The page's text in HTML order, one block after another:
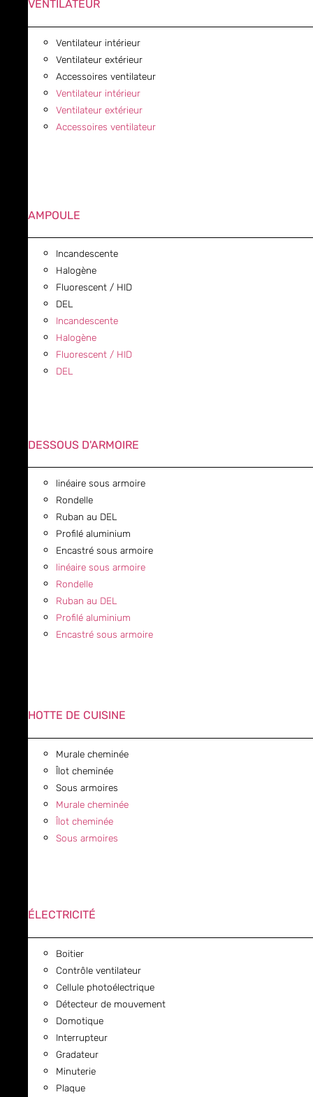
VENTILATEUR
Ventilateur intérieur
Ventilateur extérieur
Accessoires ventilateur
Ventilateur intérieur
Ventilateur extérieur
Accessoires ventilateur
AMPOULE
Incandescente
Halogène
Fluorescent / HID
DEL
Incandescente
Halogène
Fluorescent / HID
DEL
DESSOUS D'ARMOIRE
linéaire sous armoire
Rondelle
Ruban au DEL
Profilé aluminium
Encastré sous armoire
linéaire sous armoire
Rondelle
Ruban au DEL
Profilé aluminium
Encastré sous armoire
HOTTE DE CUISINE
Murale cheminée
Îlot cheminée
Sous armoires
Murale cheminée
Îlot cheminée
Sous armoires
ÉLECTRICITÉ
Boitier
Contrôle ventilateur
Cellule photoélectrique
Détecteur de mouvement
Domotique
Interrupteur
Gradateur
Minuterie
Plaque